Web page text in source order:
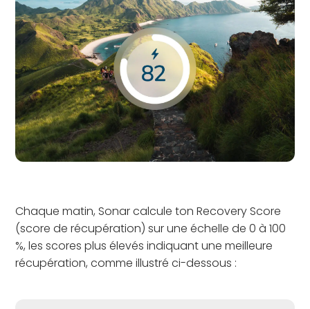
Chaque matin, Sonar calcule ton Recovery Score
(score de récupération) sur une échelle de 0 à 100
%, les scores plus élevés indiquant une meilleure
récupération, comme illustré ci-dessous :